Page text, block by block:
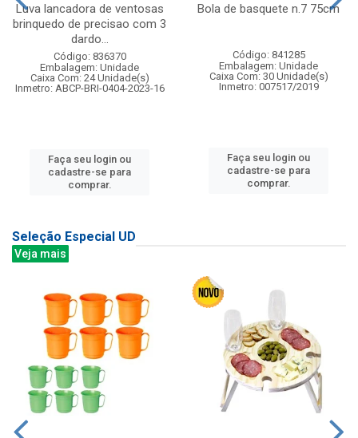
Luva lancadora de ventosas
brinquedo de precisao com 3
dardo...
Código: 836370
Embalagem: Unidade
Caixa Com: 24 Unidade(s)
Inmetro: ABCP-BRI-0404-2023-16
Faça seu login ou
cadastre-se para
comprar.
Bola de basquete n.7 75cm
Código: 841285
Embalagem: Unidade
Caixa Com: 30 Unidade(s)
Inmetro: 007517/2019
Faça seu login ou
cadastre-se para
comprar.
Seleção Especial UD
Veja mais